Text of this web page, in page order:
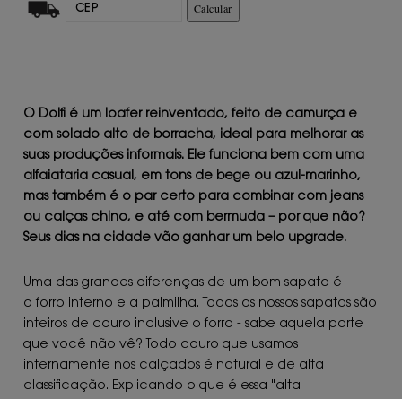
Calcular
O Dolfi é um loafer reinventado, feito de camurça e
com solado alto de borracha, ideal para melhorar as
suas produções informais. Ele funciona bem com uma
alfaiataria casual, em tons de bege ou azul-marinho,
mas também é o par certo para combinar com jeans
ou calças chino, e até com bermuda – por que não?
Seus dias na cidade vão ganhar um belo upgrade.
Uma das grandes diferenças de um bom sapato é
o forro interno e a palmilha. Todos os nossos sapatos são
inteiros de couro inclusive o forro - sabe aquela parte
que você não vê? Todo couro que usamos
internamente nos calçados é natural e de alta
classificação. Explicando o que é essa "alta